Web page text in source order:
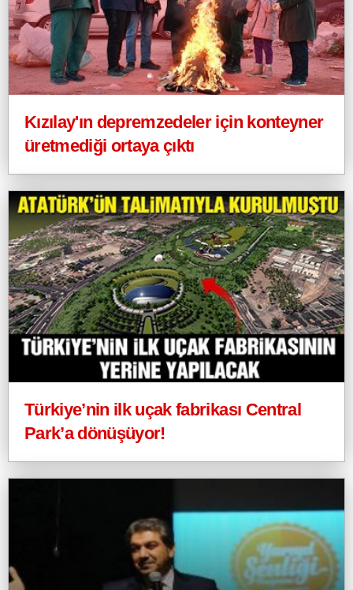
Kızılay'ın depremzedeler için konteyner
üretmediği ortaya çıktı
Türkiye’nin ilk uçak fabrikası Central
Park’a dönüşüyor!